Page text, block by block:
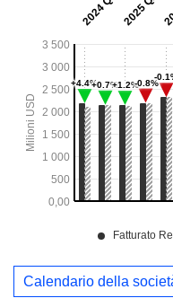
Calendario della